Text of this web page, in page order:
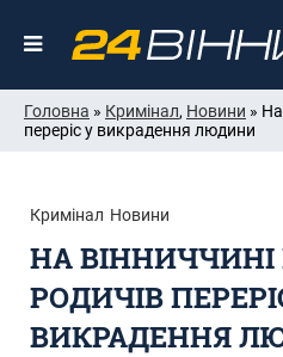
Головна » Кримінал, Новини »
переріс у викрадення людини
Кримінал Новини
НА
РОДИЧІВ
ВИКРАДЕННЯ